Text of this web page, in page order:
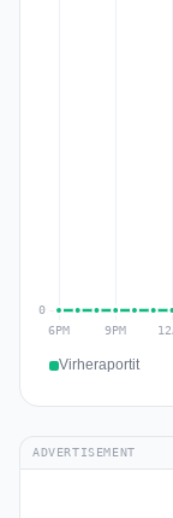
Virheraportit
ADVERTISEMENT